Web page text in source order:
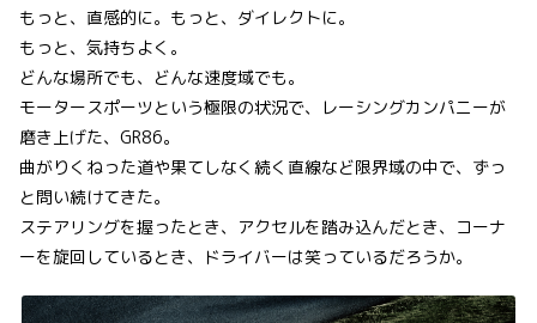
もっと、直感的に。もっと、ダイレクトに。
もっと、気持ちよく。
どんな場所でも、どんな速度域でも。
モータースポーツという極限の状況で、レーシングカンパニーが
磨き上げた、GR86。
曲がりくねった道や果てしなく続く直線など限界域の中で、ずっ
と問い続けてきた。
ステアリングを握ったとき、アクセルを踏み込んだとき、コーナ
ーを旋回しているとき、ドライバーは笑っているだろうか。